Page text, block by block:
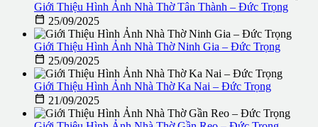
Giới Thiệu Hình Ảnh Nhà Thờ Tân Thành – Đức Trọng
 25/09/2025
Giới Thiệu Hình Ảnh Nhà Thờ Ninh Gia – Đức Trọng
 25/09/2025
Giới Thiệu Hình Ảnh Nhà Thờ Ka Nai – Đức Trọng
 21/09/2025